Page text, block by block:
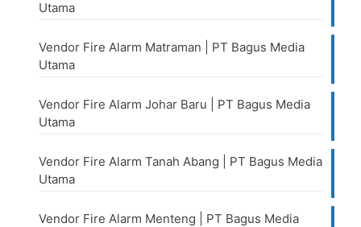
Utama
Vendor Fire Alarm Matraman | PT Bagus Media
Utama
Vendor Fire Alarm Johar Baru | PT Bagus Media
Utama
Vendor Fire Alarm Tanah Abang | PT Bagus Media
Utama
Vendor Fire Alarm Menteng | PT Bagus Media